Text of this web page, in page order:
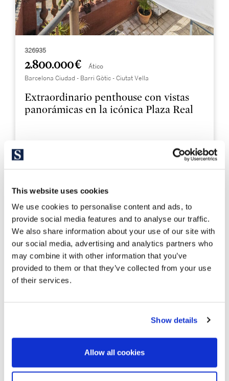
This website uses cookies
We use cookies to personalise content and ads, to
provide social media features and to analyse our traffic.
We also share information about your use of our site with
our social media, advertising and analytics partners who
may combine it with other information that you’ve
provided to them or that they’ve collected from your use
of their services.
Show details
Allow all cookies
326935
2.800.000 € Ático
Barcelona Ciudad - Barri Gòtic - Ciutat Vella
Extraordinario penthouse con vistas
panorámicas en la icónica Plaza Real